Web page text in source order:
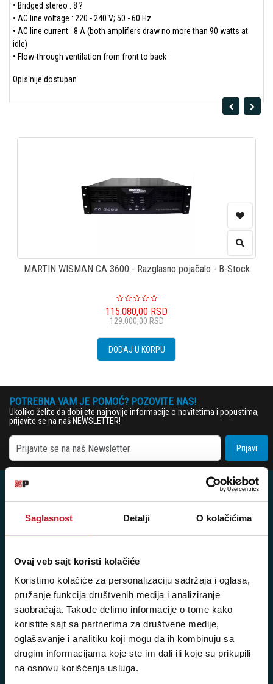
Saglasnost Detalji O kolačićima
Ovaj veb sajt koristi kolačiće
Koristimo kolačiće za personalizaciju sadržaja i oglasa,
pružanje funkcija društvenih medija i analiziranje
saobraćaja. Takođe delimo informacije o tome kako
koristite sajt sa partnerima za društvene medije,
oglašavanje i analitiku koji mogu da ih kombinuju sa
drugim informacijama koje ste im dali ili koje su prikupili
na osnovu korišćenja usluga.
• Bridged stereo : 8 ?
• AC line voltage : 220 - 240 V; 50 - 60 Hz
• AC line current : 8 A (both amplifiers draw no more than 90 watts at
idle)
• Flow-through ventilation from front to back
Opis nije dostupan
MARTIN WISMAN CA 3600 - Razglasno pojačalo - B-Stock
115.080,00 RSD
129.000,00RSD
DODAJ U KORPU
POTREBNA VAM JE POMOĆ? POZOVITE NAS!
Ukoliko želite da dobijete najnovije informacije o novitetima i popustima,
prijavite se na naš NEWSLETTER!
Prijavi
Posetite nas: Svetogorska 9,
Pišite nam: info@player.rs
Pozovite nas: +381 11 33-47-615
Sms/Viber/WhatsApp
060/6470116
NAŠE PRODAVNICE